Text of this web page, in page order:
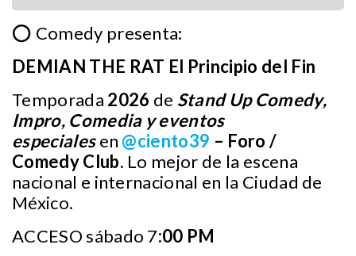
⭕ Comedy presenta:
DEMIAN THE RAT El Principio del Fin
Temporada 2026 de Stand Up Comedy,
Impro, Comedia y eventos
especialesen @ciento39 – Foro /
Comedy Club. Lo mejor de la escena
nacional e internacional en la Ciudad de
México.
ACCESO sábado 7:00 PM